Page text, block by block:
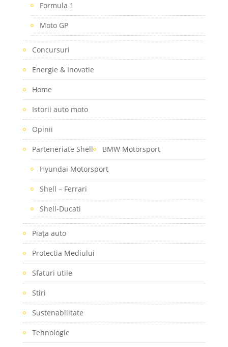
Formula 1
Moto GP
Concursuri
Energie & Inovatie
Home
Istorii auto moto
Opinii
Parteneriate Shell BMW Motorsport
Hyundai Motorsport
Shell – Ferrari
Shell-Ducati
Piaţa auto
Protectia Mediului
Sfaturi utile
Stiri
Sustenabilitate
Tehnologie